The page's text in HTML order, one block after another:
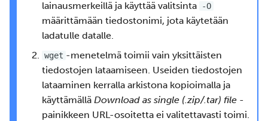
lainausmerkeillä ja käyttää valitsinta -O
määrittämään tiedostonimi, jota käytetään
ladatulle datalle.
wget -menetelmä toimii vain yksittäisten
tiedostojen lataamiseen. Useiden tiedostojen
lataaminen kerralla arkistona kopioimalla ja
käyttämällä Download as single (.zip/.tar) file -
painikkeen URL-osoitetta ei valitettavasti toimi.